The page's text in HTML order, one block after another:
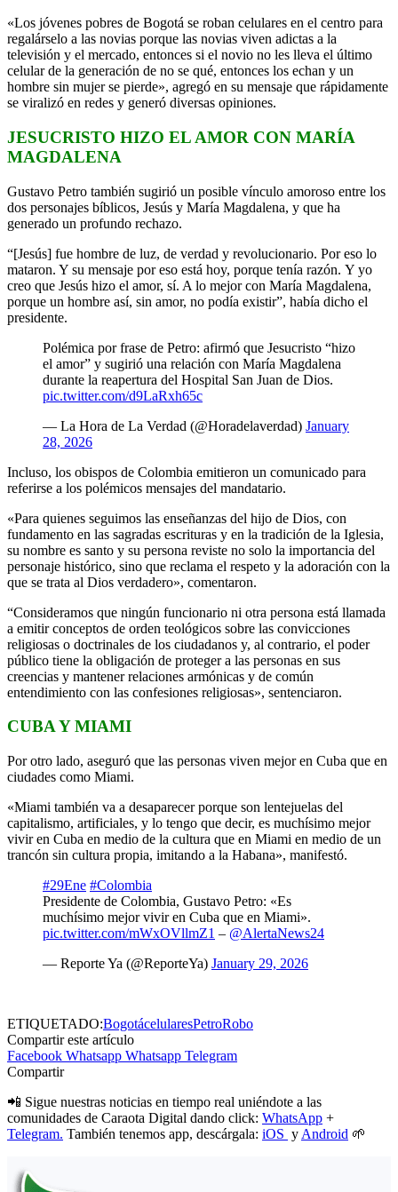
«Los jóvenes pobres de Bogotá se roban celulares en el centro para
regalárselo a las novias porque las novias viven adictas a la
televisión y el mercado, entonces si el novio no les lleva el último
celular de la generación de no se qué, entonces los echan y un
hombre sin mujer se pierde», agregó en su mensaje que rápidamente
se viralizó en redes y generó diversas opiniones.
JESUCRISTO HIZO EL AMOR CON MARÍA
MAGDALENA
Gustavo Petro también sugirió un posible vínculo amoroso entre los
dos personajes bíblicos, Jesús y María Magdalena, y que ha
generado un profundo rechazo.
“[Jesús] fue hombre de luz, de verdad y revolucionario. Por eso lo
mataron. Y su mensaje por eso está hoy, porque tenía razón. Y yo
creo que Jesús hizo el amor, sí. A lo mejor con María Magdalena,
porque un hombre así, sin amor, no podía existir”, había dicho el
presidente.
Polémica por frase de Petro: afirmó que Jesucristo “hizo
el amor” y sugirió una relación con María Magdalena
durante la reapertura del Hospital San Juan de Dios.
pic.twitter.com/d9LaRxh65c
— La Hora de La Verdad (@Horadelaverdad) January
28, 2026
Incluso, los obispos de Colombia emitieron un comunicado para
referirse a los polémicos mensajes del mandatario.
«Para quienes seguimos las enseñanzas del hijo de Dios, con
fundamento en las sagradas escrituras y en la tradición de la Iglesia,
su nombre es santo y su persona reviste no solo la importancia del
personaje histórico, sino que reclama el respeto y la adoración con la
que se trata al Dios verdadero», comentaron.
“Consideramos que ningún funcionario ni otra persona está llamada
a emitir conceptos de orden teológicos sobre las convicciones
religiosas o doctrinales de los ciudadanos y, al contrario, el poder
público tiene la obligación de proteger a las personas en sus
creencias y mantener relaciones armónicas y de común
entendimiento con las confesiones religiosas», sentenciaron.
CUBA Y MIAMI
Por otro lado, aseguró que las personas viven mejor en Cuba que en
ciudades como Miami.
«Miami también va a desaparecer porque son lentejuelas del
capitalismo, artificiales, y lo tengo que decir, es muchísimo mejor
vivir en Cuba en medio de la cultura que en Miami en medio de un
trancón sin cultura propia, imitando a la Habana», manifestó.
#29Ene #Colombia
Presidente de Colombia, Gustavo Petro: «Es
muchísimo mejor vivir en Cuba que en Miami».
pic.twitter.com/mWxOVllmZ1 – @AlertaNews24
— Reporte Ya (@ReporteYa) January 29, 2026
ETIQUETADO:BogotácelularesPetroRobo
Compartir este artículo
Facebook Whatsapp Whatsapp Telegram
Compartir
📲 Sigue nuestras noticias en tiempo real uniéndote a las
comunidades de Caraota Digital dando click: WhatsApp +
Telegram. También tenemos app, descárgala: iOS y Android 🌱